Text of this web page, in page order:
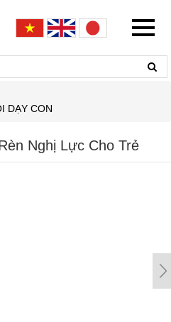
DẠY CON
Nghị Lực Cho Trẻ